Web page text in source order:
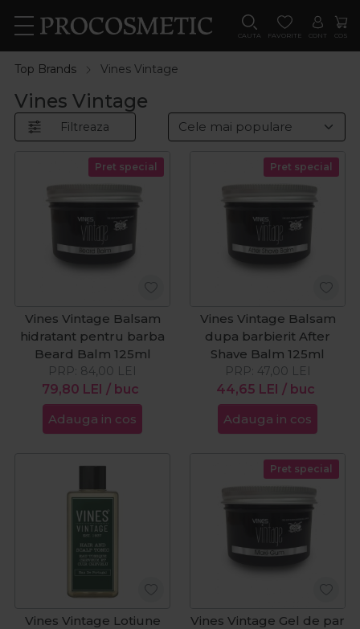
CAUTA FAVORITE CONT COS
Top Brands Vines Vintage
Vines Vintage
Filtreaza
Pret special
Vines Vintage Balsam
hidratant pentru barba
Beard Balm 125ml
79,80 LEI / buc
PRP: 84,00 LEI
Adauga in cos
Pret special
Vines Vintage Balsam
dupa barbierit After
Shave Balm 125ml
44,65 LEI / buc
PRP: 47,00 LEI
Adauga in cos
Vines Vintage Lotiune
Pret special
Vines Vintage Gel de par